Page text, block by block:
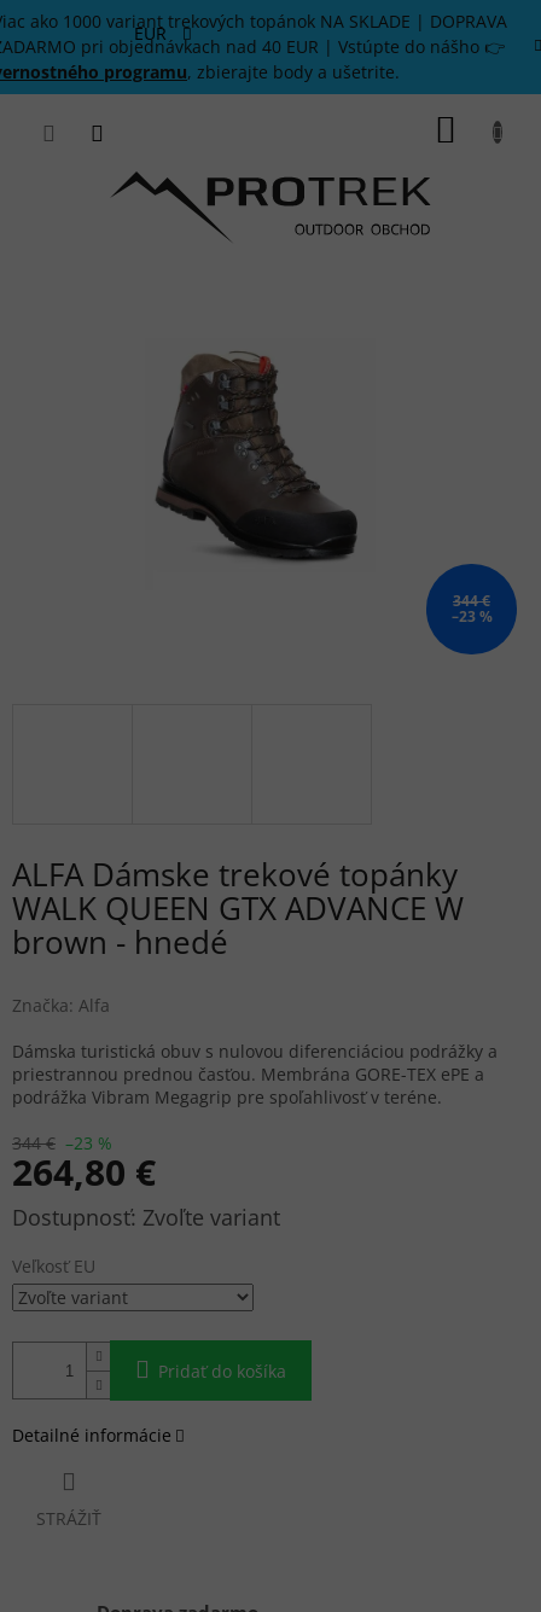
Prejsť
na
obsah
ako 1000 variant trekových topánok NA SKLADE | DOPRAVA
pri objednávkach nad 40 EUR | Vstúpte do nášho 👉
programu, zbierajte body a ušetrite.
EUR
344 €
–23 %
ALFA Dámske trekové topánky
WALK QUEEN GTX ADVANCE W
brown - hnedé
Značka: Alfa
344 € –23 %
264,80 €
Jednotková
Zvoľte variant
Veľkosť EU
Pridať do košíka
Dámska turistická obuv s nulovou diferenciáciou podrážky a
priestrannou prednou časťou. Membrána GORE-TEX ePE a
podrážka Vibram Megagrip pre spoľahlivosť v teréne.
Detailné informácie
STRÁŽIŤ